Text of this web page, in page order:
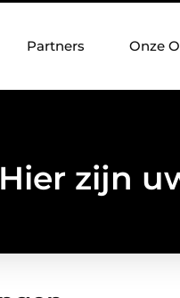
Partners Onze
Hier zijn